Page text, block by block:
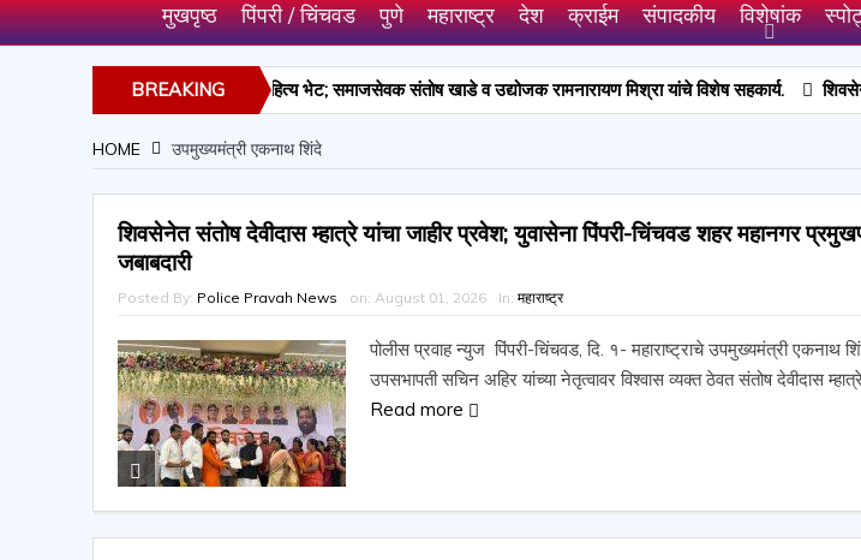
मुखपृष्ठ पिंपरी / चिंचवड पुणे महाराष्ट्र देश क्राईम संपादकीय विशेषांक
BREAKING
NEWS
औषधे व सर्जिकल साहित्य भेट; समाजसेवक संतोष खाडे व उद्योजक रामनारायण मिश्रा यांचे विशेष सहकार्य. शिवसेनेत संतोष
HOME उपमुख्यमंत्री एकनाथ शिंदे
शिवसेनेत संतोष देवीदास म्हात्रे यांचा जाहीर प्रवेश; युवासेना पिंपरी-चिंचवड शहर महानगर
जबाबदारी
Posted By: Police Pravah News on: August 01, 2026 In: महाराष्ट्र
पोलीस प्रवाह न्युज पिंपरी-चिंचवड, दि. १- महाराष्ट्राचे उपमुख्यमंत्री एकनाथ
उपसभापती सचिन अहिर यांच्या नेतृत्वावर विश्वास व्यक्त ठेवत संतोष देवीदास
Read more